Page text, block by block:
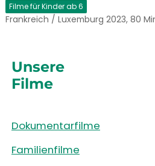
Filme für Kinder ab 6
Frankreich / Luxemburg 2023, 80
Unsere
Filme
Dokumentarfilme
Familienfilme